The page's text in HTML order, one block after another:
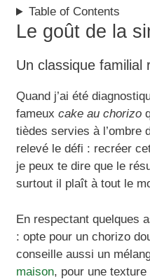
Table of Contents
Le goût de la
Un classique familial
Quand j’ai été
fameux cake au chorizo
tièdes servies à l’ombre
relevé le défi : recréer
je peux te dire que le
surtout il plaît à tout le
En respectant quelques
: opte pour un chorizo
conseille aussi un
maison, pour une texture